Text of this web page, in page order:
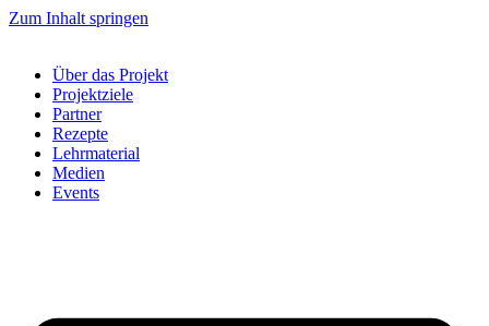
Zum Inhalt springen
Über das Projekt
Projektziele
Partner
Rezepte
Lehrmaterial
Medien
Events